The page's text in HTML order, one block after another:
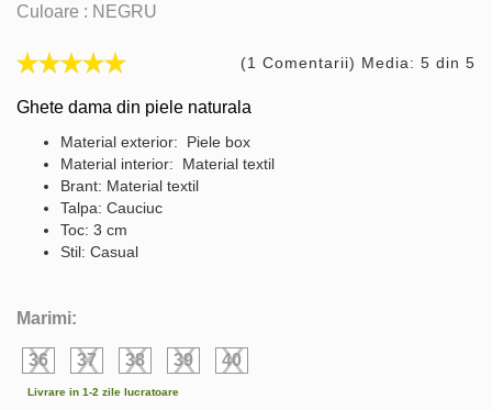
Culoare : NEGRU
(1 Comentarii) Media: 5 din 5
Ghete dama din piele naturala
Material exterior: Piele box
Material interior: Material textil
Brant: Material textil
Talpa: Cauciuc
Toc: 3 cm
Stil: Casual
Marimi:
36 37 38 39 40
Livrare in 1-2 zile lucratoare